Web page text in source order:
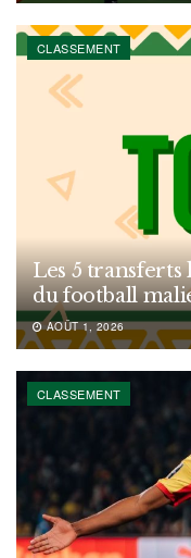
CLASSEMENT
Les 5 transferts
du football
AOÛT 1, 2026
CLASSEMENT